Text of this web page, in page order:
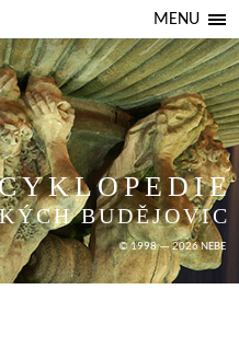
MENU
BUDĚJOVIC
© 1998 — 2026 NEBE